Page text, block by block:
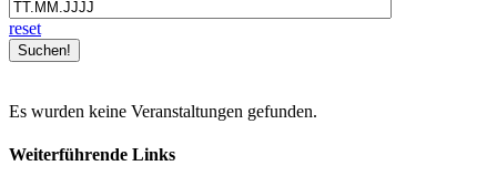
reset
Es wurden keine Veranstaltungen gefunden.
Weiterführende Links